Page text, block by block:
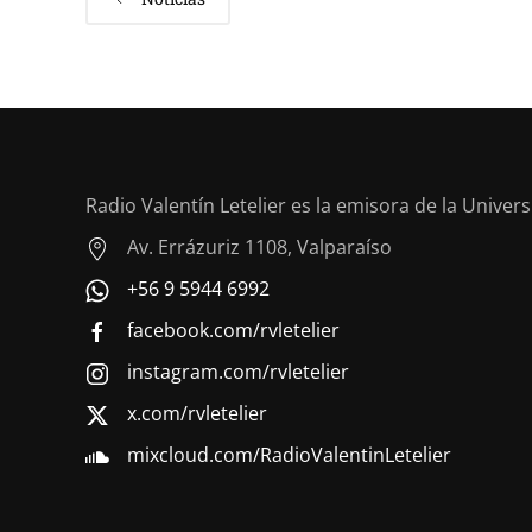
Radio Valentín Letelier es la emisora de la
Av. Errázuriz 1108, Valparaíso
+56 9 5944 6992
facebook.com/rvletelier
instagram.com/rvletelier
x.com/rvletelier
mixcloud.com/RadioValentinLetelier